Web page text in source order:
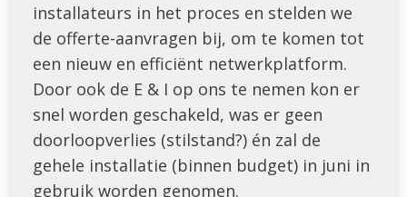
installateurs in het proces en stelden we
de offerte-aanvragen bij, om te komen tot
een nieuw en efficiënt netwerkplatform.
Door ook de E & I op ons te nemen kon er
snel worden geschakeld, was er geen
doorloopverlies (stilstand?) én zal de
gehele installatie (binnen budget) in juni in
gebruik worden genomen.